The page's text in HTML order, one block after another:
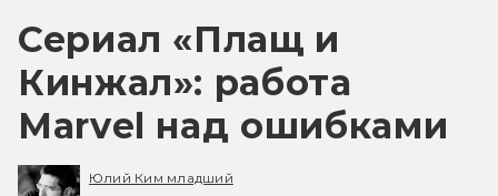
Сериал «Плащ и
Кинжал»: работа
Marvel над ошибками
Юлий Ким младший